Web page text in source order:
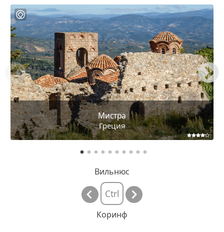
Мистра
Греция
Вильнюс
Ctrl
Коринф